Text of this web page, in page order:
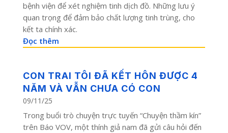
bệnh viện để xét nghiệm tinh dịch đồ. Những lưu ý
quan trọng để đảm bảo chất lượng tinh trùng, cho
kết ta chính xác.
Đọc thêm
CON TRAI TÔI ĐÃ KẾT HÔN ĐƯỢC 4
NĂM VÀ VẪN CHƯA CÓ CON
09/11/25
Trong buổi trò chuyện trực tuyến “Chuyện thầm kín”
trên Báo VOV, một thính giả nam đã gửi câu hỏi đến